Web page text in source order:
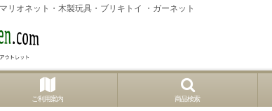
オネット・木製玩具・ブリキトイ ・ガーネット
ご利用案内 商品検索